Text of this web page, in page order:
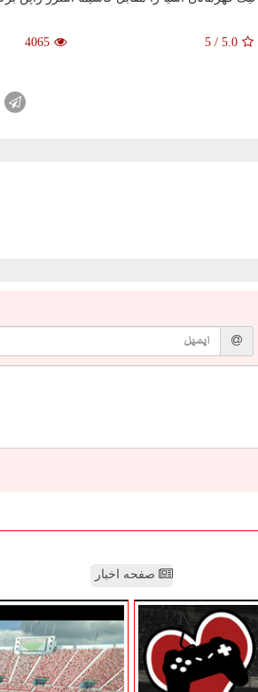
5.0
/
5
4065
صفحه اخبار